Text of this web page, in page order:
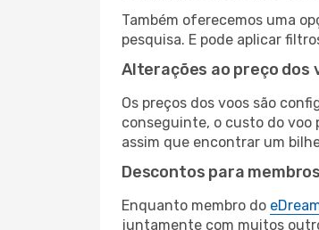
Também oferecemos uma
pesquisa. E pode aplicar
Alterações ao preço dos
Os preços dos voos são
conseguinte, o custo do voo
assim que encontrar um
Descontos para
Enquanto membro do
juntamente com muitos